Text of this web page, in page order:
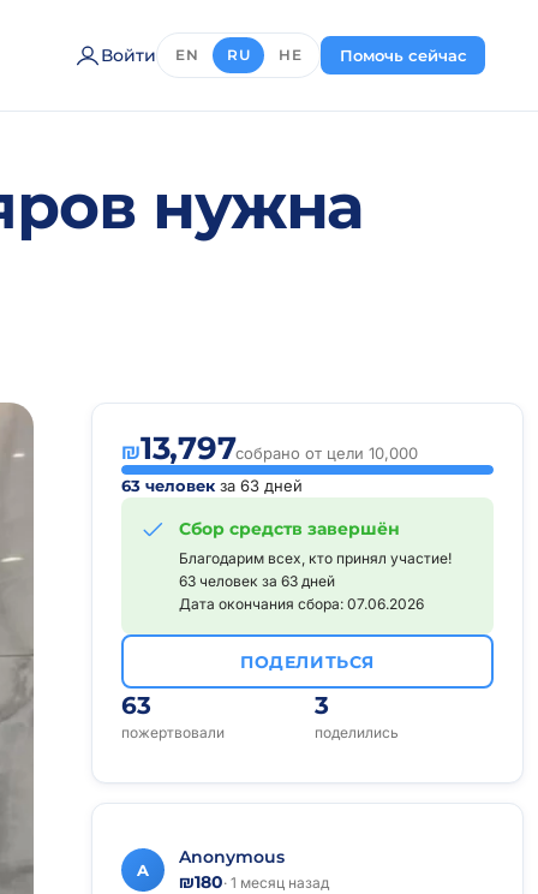
Войти EN RU HE Помочь сейчас
нужна
₪13,797собрано от цели 10,000
63 человек за 63 дней
Сбор средств завершён
Благодарим всех, кто принял участие!
63 человек за 63 дней
Дата окончания сбора: 07.06.2026
ПОДЕЛИТЬСЯ
63
пожертвовали
3
поделились
A
Anonymous
₪180· 1 месяц назад